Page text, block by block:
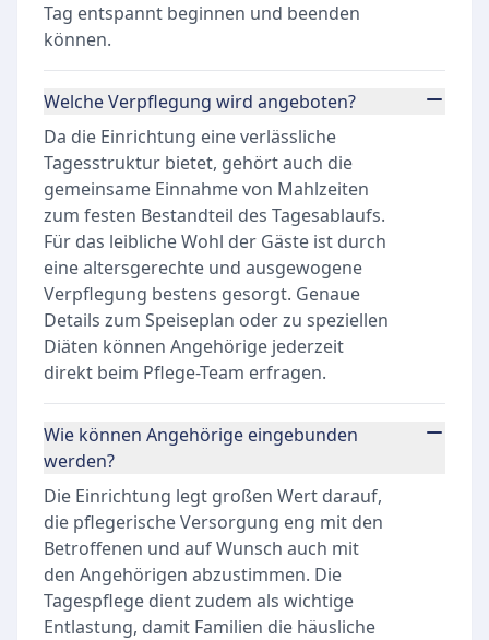
Tag entspannt beginnen und beenden
können.
Welche Verpflegung wird angeboten?
Da die Einrichtung eine verlässliche
Tagesstruktur bietet, gehört auch die
gemeinsame Einnahme von Mahlzeiten
zum festen Bestandteil des Tagesablaufs.
Für das leibliche Wohl der Gäste ist durch
eine altersgerechte und ausgewogene
Verpflegung bestens gesorgt. Genaue
Details zum Speiseplan oder zu speziellen
Diäten können Angehörige jederzeit
direkt beim Pflege-Team erfragen.
Wie können Angehörige eingebunden
werden?
Die Einrichtung legt großen Wert darauf,
die pflegerische Versorgung eng mit den
Betroffenen und auf Wunsch auch mit
den Angehörigen abzustimmen. Die
Tagespflege dient zudem als wichtige
Entlastung, damit Familien die häusliche